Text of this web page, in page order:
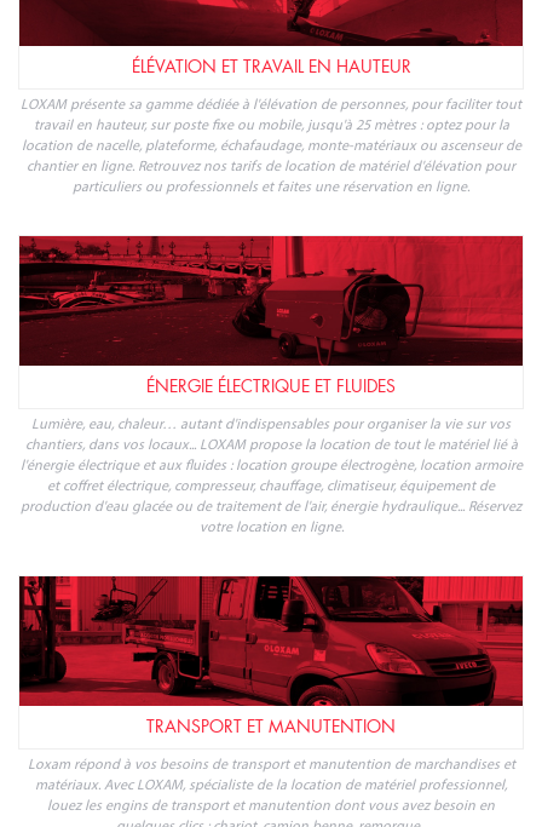
ÉLÉVATION ET TRAVAIL EN HAUTEUR
LOXAM présente sa gamme dédiée à l'élévation de personnes, pour faciliter tout
travail en hauteur, sur poste fixe ou mobile, jusqu'à 25 mètres : optez pour la
location de nacelle, plateforme, échafaudage, monte-matériaux ou ascenseur de
chantier en ligne. Retrouvez nos tarifs de location de matériel d'élévation pour
particuliers ou professionnels et faites une réservation en ligne.
ÉNERGIE ÉLECTRIQUE ET FLUIDES
Lumière, eau, chaleur… autant d'indispensables pour organiser la vie sur vos
chantiers, dans vos locaux... LOXAM propose la location de tout le matériel lié à
l'énergie électrique et aux fluides : location groupe électrogène, location armoire
et coffret électrique, compresseur, chauffage, climatiseur, équipement de
production d'eau glacée ou de traitement de l'air, énergie hydraulique... Réservez
votre location en ligne.
TRANSPORT ET MANUTENTION
Loxam répond à vos besoins de transport et manutention de marchandises et
matériaux. Avec LOXAM, spécialiste de la location de matériel professionnel,
louez les engins de transport et manutention dont vous avez besoin en